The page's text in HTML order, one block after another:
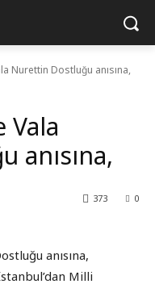
Nurettin Dostluğu anısına,
Vala
anısına,
0
373
anısına,
Milli